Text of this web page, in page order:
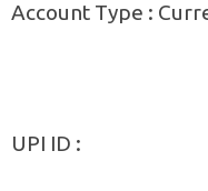
Account Type :
UPI ID :